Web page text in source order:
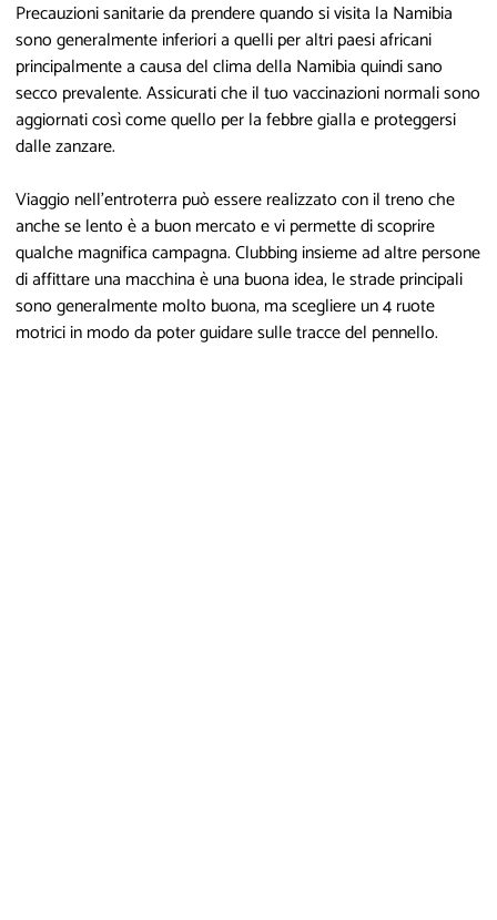
Precauzioni sanitarie da prendere quando si visita la Namibia
sono generalmente inferiori a quelli per altri paesi africani
principalmente a causa del clima della Namibia quindi sano
secco prevalente. Assicurati che il tuo vaccinazioni normali sono
aggiornati così come quello per la febbre gialla e proteggersi
dalle zanzare.
Viaggio nell'entroterra può essere realizzato con il treno che
anche se lento è a buon mercato e vi permette di scoprire
qualche magnifica campagna. Clubbing insieme ad altre persone
di affittare una macchina è una buona idea, le strade principali
sono generalmente molto buona, ma scegliere un 4 ruote
motrici in modo da poter guidare sulle tracce del pennello.